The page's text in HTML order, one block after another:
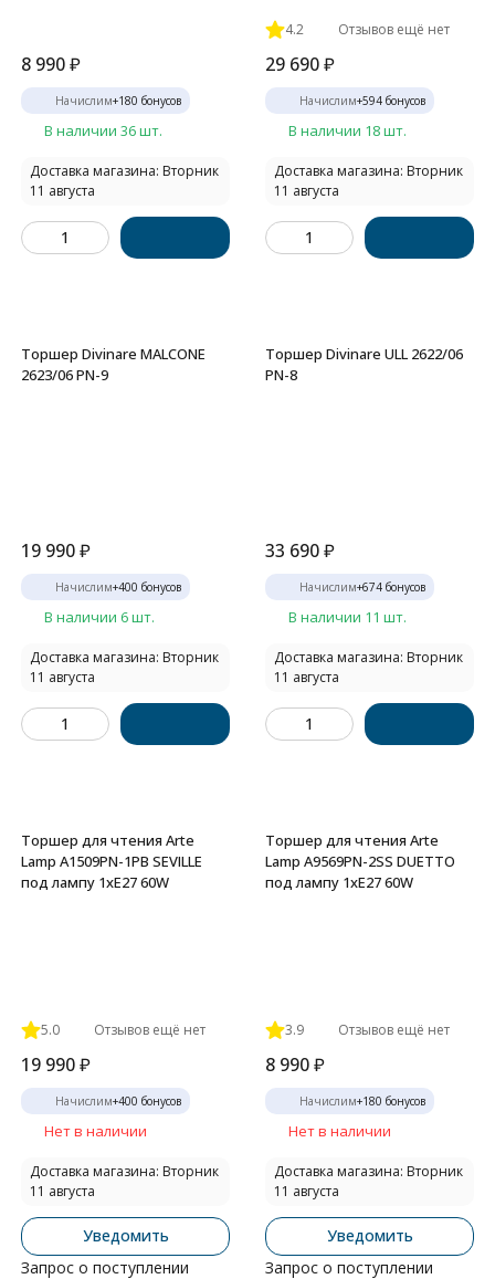
8 990₽
Начислим+180 бонусов
В наличии 36 шт.
Доставка магазина: Вторник
11 августа
4.2 Отзывов ещё нет
29 690₽
Начислим+594 бонусов
В наличии 18 шт.
Доставка магазина: Вторник
11 августа
Торшер Divinare MALCONE
2623/06 PN-9
19 990₽
Начислим+400 бонусов
В наличии 6 шт.
Доставка магазина: Вторник
11 августа
Торшер Divinare ULL 2622/06
PN-8
33 690₽
Начислим+674 бонусов
В наличии 11 шт.
Доставка магазина: Вторник
11 августа
Торшер для чтения Arte
Lamp A1509PN-1PB SEVILLE
под лампу 1xE27 60W
5.0 Отзывов ещё нет
19 990₽
Начислим+400 бонусов
Нет в наличии
Доставка магазина: Вторник
11 августа
Уведомить
Запрос о поступлении
Торшер для чтения Arte
Lamp A9569PN-2SS DUETTO
под лампу 1xE27 60W
3.9 Отзывов ещё нет
8 990₽
Начислим+180 бонусов
Нет в наличии
Доставка магазина: Вторник
11 августа
Уведомить
Запрос о поступлении